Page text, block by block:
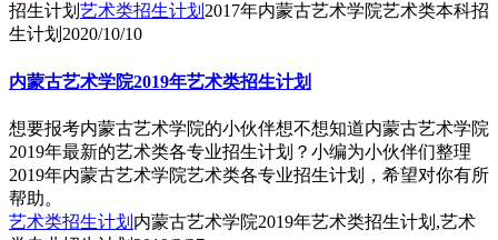
招生计划 艺术类招生计划 2017年内蒙古艺术学院艺术类本科招
生计划 2020/10/10
内蒙古艺术学院2019年艺术类招生计划
想要报考内蒙古艺术学院的小伙伴想不想知道内蒙古艺术学院
2019年最新的艺术类各专业招生计划？小编为小伙伴们整理
2019年内蒙古艺术学院艺术类各专业招生计划，希望对你有所
帮助。
艺术类招生计划 内蒙古艺术学院2019年艺术类招生计划,艺术